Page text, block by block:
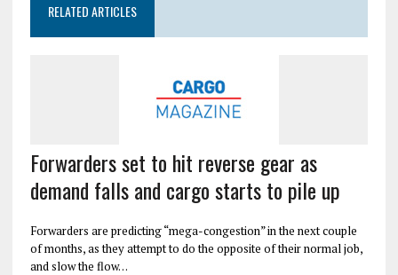
RELATED ARTICLES
Forwarders set to hit reverse gear as
demand falls and cargo starts to pile up
Forwarders are predicting “mega-congestion” in the next couple
of months, as they attempt to do the opposite of their normal job,
and slow the flow…